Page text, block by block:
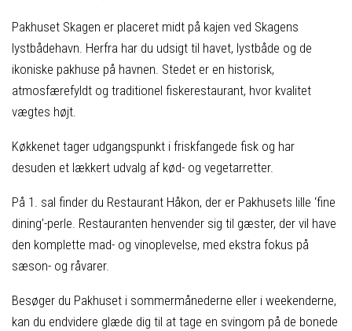
Pakhuset Skagen er placeret midt på kajen ved Skagens
lystbådehavn. Herfra har du udsigt til havet, lystbåde og de
ikoniske pakhuse på havnen. Stedet er en historisk,
atmosfærefyldt og traditionel fiskerestaurant, hvor kvalitet
vægtes højt.
Køkkenet tager udgangspunkt i friskfangede fisk og har
desuden et lækkert udvalg af kød- og vegetarretter.
På 1. sal finder du Restaurant Håkon, der er Pakhusets lille ‘fine
dining’-perle. Restauranten henvender sig til gæster, der vil have
den komplette mad- og vinoplevelse, med ekstra fokus på
sæson- og råvarer.
Besøger du Pakhuset i sommermånederne eller i weekenderne,
kan du endvidere glæde dig til at tage en svingom på de bonede